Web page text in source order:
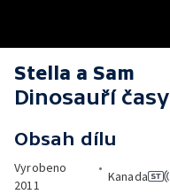
Stella a Sam
Dinosauří časy
Obsah dílu
Vyrobeno
2011
•
Kanada